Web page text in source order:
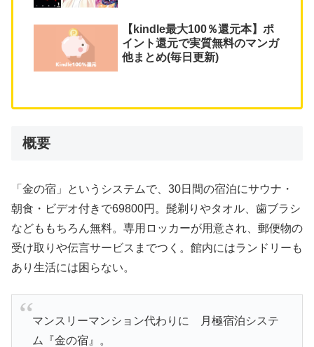
【kindle最大100％還元本】ポ
イント還元で実質無料のマンガ
他まとめ(毎日更新)
概要
「金の宿」というシステムで、30日間の宿泊にサウナ・
朝食・ビデオ付きで69800円。髭剃りやタオル、歯ブラシ
などももちろん無料。専用ロッカーが用意され、郵便物の
受け取りや伝言サービスまでつく。館内にはランドリーも
あり生活には困らない。
マンスリーマンション代わりに 月極宿泊システ
ム『金の宿』。